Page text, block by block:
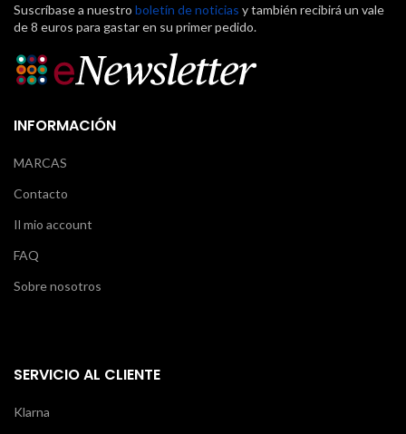
Suscríbase a nuestro boletín de noticias y también recibirá un vale
de 8 euros para gastar en su primer pedido.
INFORMACIÓN
MARCAS
Contacto
Il mio account
FAQ
Sobre nosotros
SERVICIO AL CLIENTE
Klarna